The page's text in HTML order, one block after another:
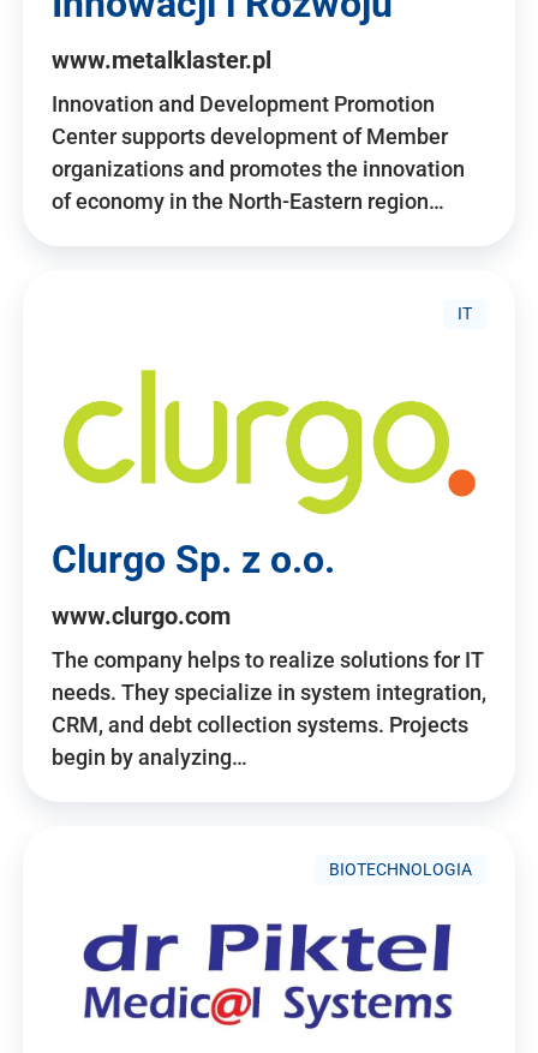
www.metalklaster.pl
Innovation and Development Promotion
Center supports development of Member
organizations and promotes the innovation
of economy in the North-Eastern region…
IT
Clurgo Sp. z o.o.
www.clurgo.com
The company helps to realize solutions for IT
needs. They specialize in system integration,
CRM, and debt collection systems. Projects
begin by analyzing…
BIOTECHNOLOGIA